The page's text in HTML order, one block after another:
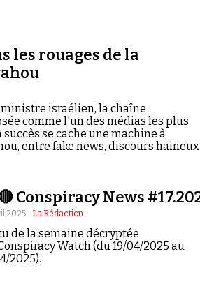
les rouages de la
israélien, la chaîne
comme l'un des médias les plus
se cache une machine à
entre fake news, discours
Conspiracy News
2025 | La Rédaction
de la semaine décryptée
Watch (du 19/04/2025 au
2025).